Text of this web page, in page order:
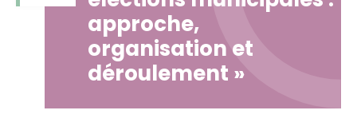
approche,
organisation et
déroulement »